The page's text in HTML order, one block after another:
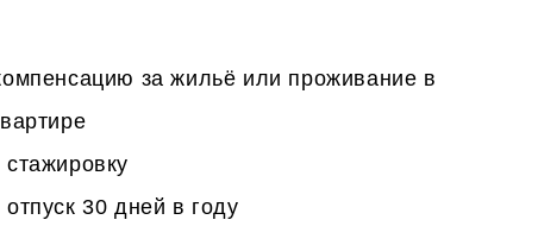
за жильё или проживание в
30 дней в году